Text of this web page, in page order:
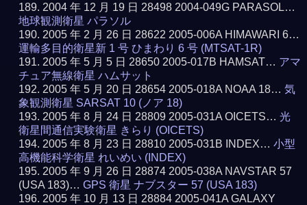
2004 年 12 月 19 日 28498 2004-049G PARASOL…
地球観測衛星 パラソル
2005 年 2 月 26 日 28622 2005-006A HIMAWARI 6…
運輸多目的衛星新 1 号 ひまわり 6 号 (MTSAT-1R)
2005 年 5 月 5 日 28650 2005-017B HAMSAT… アマ
チュア無線衛星 ハムサット
2005 年 5 月 20 日 28654 2005-018A NOAA 18…気
象観測衛星 SARSAT 10 (ノア 18)
2005 年 8 月 24 日 28809 2005-031A OICETS…光
衛星間通信実験衛星 きらり (OICETS)
2005 年 8 月 23 日 28810 2005-031B INDEX…小型
高機能科学衛星 れいめい (INDEX)
2005 年 9 月 26 日 28874 2005-038A NAVSTAR 57
(USA 183)…GPS 衛星 ナブスター 57 (USA 183)
2005 年 10 月 13 日 28884 2005-041A GALAXY